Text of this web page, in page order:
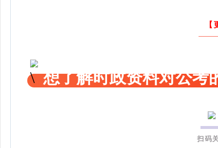
想了解时政资料对公考
扫码